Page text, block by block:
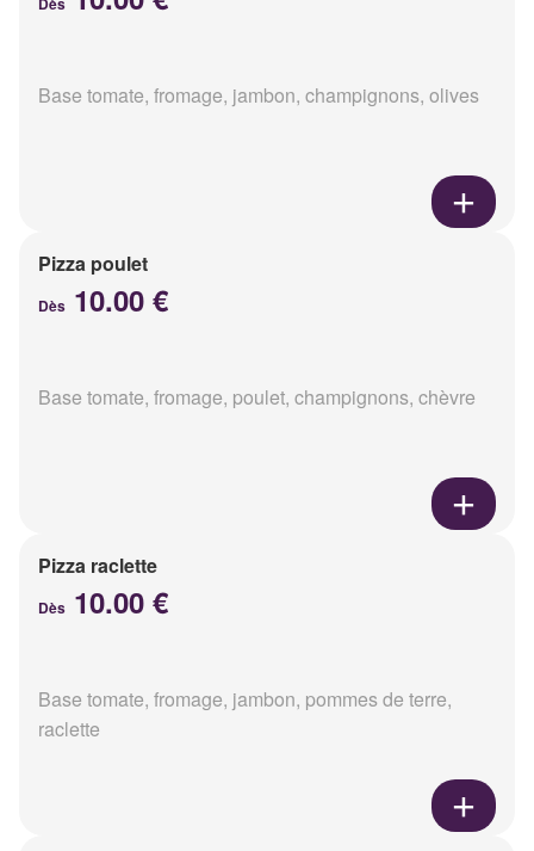
Base tomate, fromage, jambon, champignons, olives
Pizza poulet
Dès 10.00 €
Base tomate, fromage, poulet, champignons, chèvre
Pizza raclette
Dès 10.00 €
Base tomate, fromage, jambon, pommes de terre,
raclette